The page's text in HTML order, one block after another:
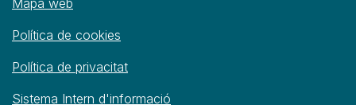
Mapa web
Política de cookies
Política de privacitat
Sistema Intern d'informació